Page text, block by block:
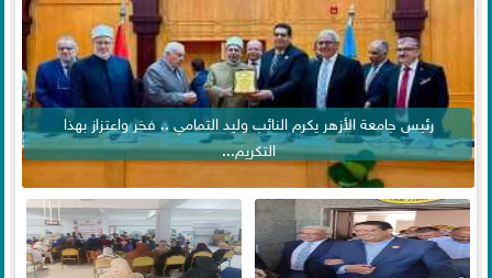
رئيس جامعة الأزهر يكرم النائب وليد التمامي .. فخر واعتزاز بهذا
التكريم...